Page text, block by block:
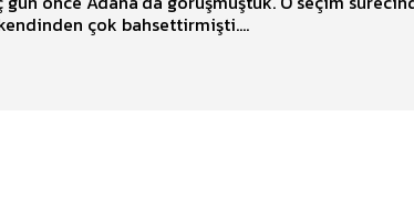
çok bahsettirmişti....